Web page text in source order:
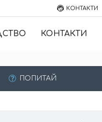
КОНТАКТИ
КОНТАКТИ
ПОПИТАЙ